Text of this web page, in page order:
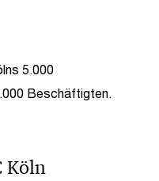
5.000
Beschäftigten.
Köln